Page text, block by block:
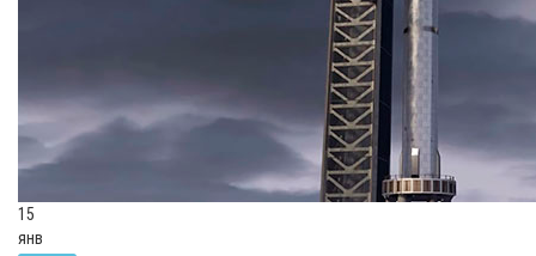
15
янв